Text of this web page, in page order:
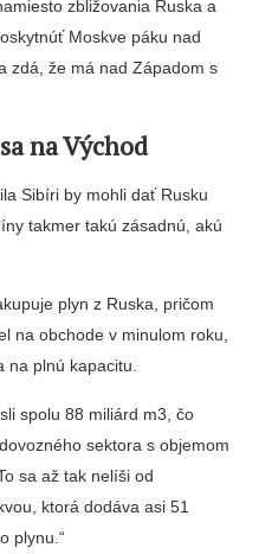
zbližovania Ruska a
Moskve páku nad
zdá, že má nad Západom s
na Východ
Sibíri by mohli dať Rusku
takmer takú zásadnú, akú
plyn z Ruska, pričom
na obchode v minulom roku,
na plnú kapacitu.
spolu 88 miliárd m3, čo
sektora s objemom
sa až tak nelíši od
ktorá dodáva asi 51
plynu.“